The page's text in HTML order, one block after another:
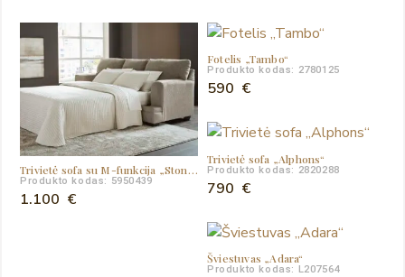
Trivietė sofa su M-funkcija „Stonemeade“
Produkto kodas: 5950439
1.100 €
Fotelis „Tambo“
Produkto kodas: 2780125
590 €
Trivietė sofa „Alphons“
Produkto kodas: 2820288
790 €
Šviestuvas „Adara“
Produkto kodas: L207564